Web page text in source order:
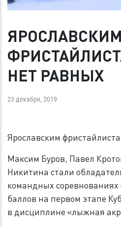
ЯРОСЛАВСКИМ
НЕТ РАВНЫХ
23 декабря, 2019
Ярославским
Максим Буров, Павел
Никитина стали
командных соревнованиях
баллов на первом этапе
в дисциплине «лыжная